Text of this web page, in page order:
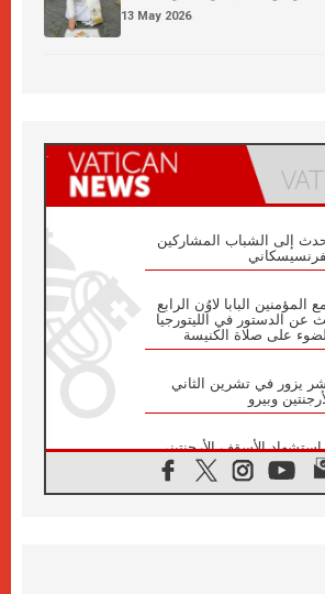
13 May 2026
إلى الشباب المشاركين
المؤمنين البابا لاوُن الرابع
الدستور في الليتورجيا
على صلاة الكنيسة
عشر يزور في تشرين الثاني
الأسقف الأرجنتيني